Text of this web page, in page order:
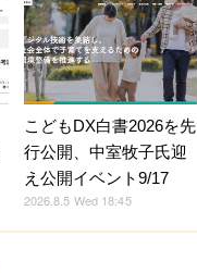
こどもDX白書2026を先
行公開、中室牧子氏迎
え公開イベント9/17
2026.8.5 Wed 18:45